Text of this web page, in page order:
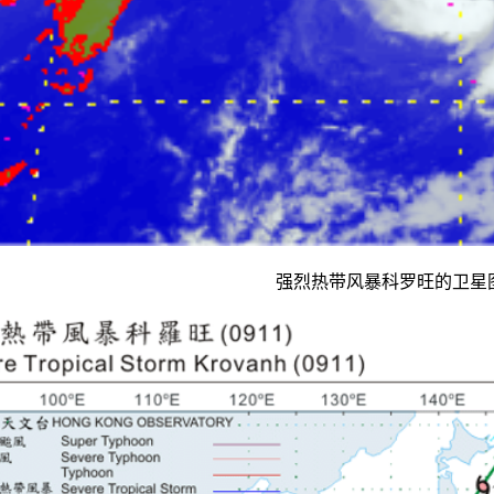
强烈热带风暴科罗旺的卫星